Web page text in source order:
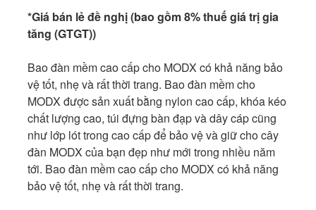
*Giá bán lẻ đề nghị (bao gồm 8% thuế giá trị gia
tăng (GTGT))
Bao đàn mềm cao cấp cho MODX có khả năng bảo
vệ tốt, nhẹ và rất thời trang. Bao đàn mềm cho
MODX được sản xuất bằng nylon cao cấp, khóa kéo
chất lượng cao, túi đựng bàn đạp và dây cáp cũng
như lớp lót trong cao cấp để bảo vệ và giữ cho cây
đàn MODX của bạn đẹp như mới trong nhiều năm
tới. Bao đàn mềm cao cấp cho MODX có khả năng
bảo vệ tốt, nhẹ và rất thời trang.